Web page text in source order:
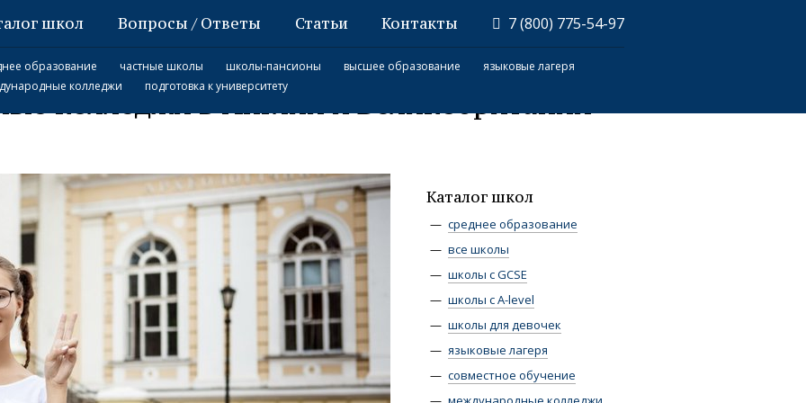
школ Вопросы / Ответы Статьи Контакты 7 (800) 775-54-97
образование частные школы школы-пансионы высшее образование
языковые лагеря
колледжи
подготовка к университету
Англии и Великобритании
колледжи в Англии и Великобритании
Каталог школ
среднее образование
все школы
школы с GCSE
школы с A-level
школы для девочек
языковые лагеря
совместное обучение